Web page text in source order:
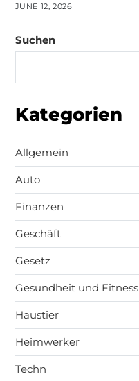
JUNE 12, 2026
Suchen
Kategorien
Allgemein
Auto
Finanzen
Geschäft
Gesetz
Gesundheit und Fitness
Haustier
Heimwerker
Techn